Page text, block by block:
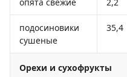
подосиновики
сушеные
35,4
Орехи и сухофрукты